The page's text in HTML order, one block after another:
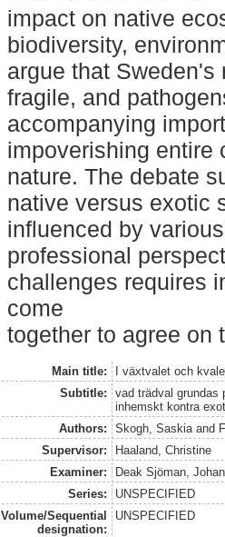
impact on native
biodiversity,
argue that
fragile, and
accompanying
impoverishing entire
nature. The debate
native versus exotic
influenced by
professional
challenges requires
come
together to agree on
Main title:
I växtvalet och
Subtitle:
vad trädval grundas
inhemskt kontra
Authors:
Skogh, Saskia and
Supervisor:
Haaland, Christine
Examiner:
Deak Sjöman,
Series:
UNSPECIFIED
Volume/Sequential
designation:
UNSPECIFIED